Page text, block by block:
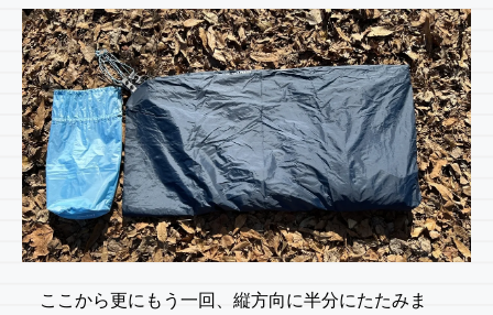
ここから更にもう一回、縦方向に半分にたたみま